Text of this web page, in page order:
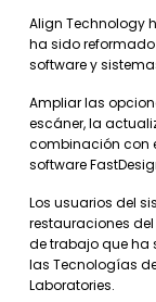
Align Technology
ha sido
software y
Ampliar las
escáner, la
combinación con
software
Los usuarios del
restauraciones
de trabajo que ha
las Tecnologías
Laboratories.